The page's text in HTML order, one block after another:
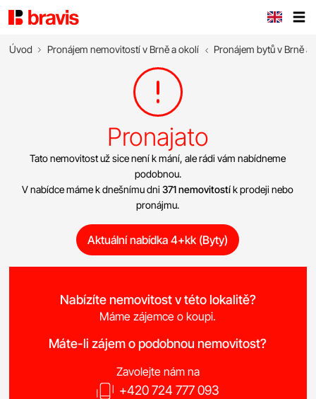
Úvod Pronájem nemovitostí v Brně a okolí Pronájem bytů v Brně a
Pronajato
Tato nemovitost už sice není k mání, ale rádi vám nabídneme
podobnou.
V nabídce máme k dnešnímu dni371 nemovitostík prodeji nebo
pronájmu.
Aktuální nabídka 4+kk (Byty)
Nabízíte nemovitost v této lokalitě?
Máme zájemce o koupi.
Máte-li zájem o podobnou nemovitost?
Zavolejte nám na
+420 724 777 093